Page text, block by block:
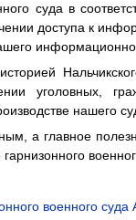
суда в
доступа к
уголовных,
нашего
а главное
военного